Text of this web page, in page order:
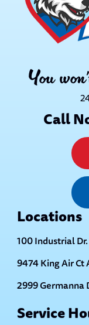
You
Call
Locations
100 Industrial
9474 King Air Ct
2999 Germanna
Service